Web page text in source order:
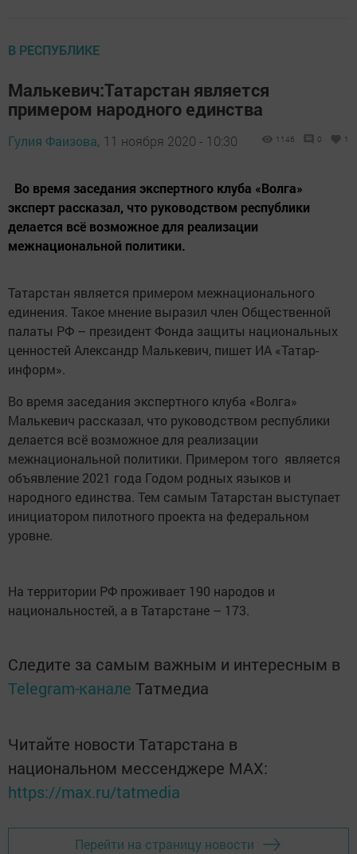
В РЕСПУБЛИКЕ
Малькевич:Татарстан является
примером народного единства
Гулия Фаизова, 11 ноября 2020 - 10:30 1146 0 1
Во время заседания экспертного клуба «Волга»
эксперт рассказал, что руководством республики
делается всё возможное для реализации
межнациональной политики.
Татарстан является примером межнационального
единения. Такое мнение выразил член Общественной
палаты РФ – президент Фонда защиты национальных
ценностей Александр Малькевич, пишет ИА «Татар-
информ».
Во время заседания экспертного клуба «Волга»
Малькевич рассказал, что руководством республики
делается всё возможное для реализации
межнациональной политики. Примером того является
объявление 2021 года Годом родных языков и
народного единства. Тем самым Татарстан выступает
инициатором пилотного проекта на федеральном
уровне.
На территории РФ проживает 190 народов и
национальностей, а в Татарстане – 173.
Следите за самым важным и интересным в
Telegram-канале Татмедиа
Читайте новости Татарстана в
национальном мессенджере MАХ:
https://max.ru/tatmedia
Перейти на страницу новости